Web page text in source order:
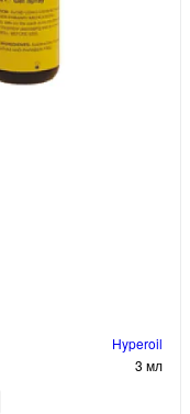
Hyperoil
3 мл